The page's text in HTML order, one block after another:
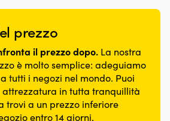
prezzo
il prezzo dopo. La nostra
è molto semplice: adeguiamo
tutti i negozi nel mondo. Puoi
in tutta tranquillità
trovi a un prezzo inferiore
entro 14 giorni,